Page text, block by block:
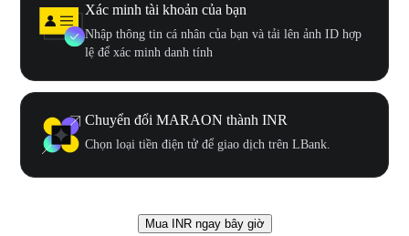
Xác minh tài khoản của bạn
Nhập thông tin cá nhân của bạn và tải lên ảnh ID hợp
lệ để xác minh danh tính
Chuyển đổi MARAON thành INR
Chọn loại tiền điện tử để giao dịch trên LBank.
Mua INR ngay bây giờ